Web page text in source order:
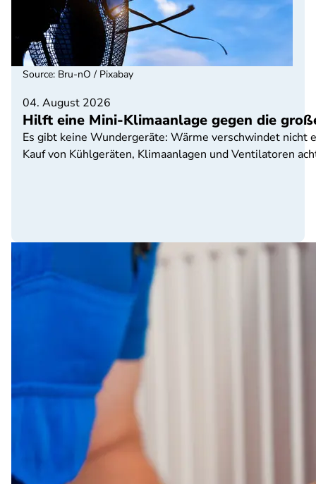
04. August 2026
Hilft eine Mini-Klimaanlage gegen die
Es gibt keine Wundergeräte: Wärme verschwindet nicht
Kauf von Kühlgeräten, Klimaanlagen und Ventilatoren
Source: Bru-nO / Pixabay